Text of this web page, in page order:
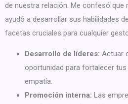
de nuestra relación. Me confesó que
ayudó a desarrollar sus habilidades
facetas cruciales para cualquier
Desarrollo de líderes: Actuar
oportunidad para fortalecer
empatía.
Promoción interna: Las